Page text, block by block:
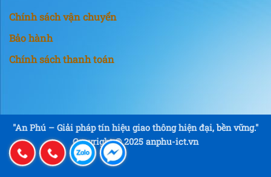
Chính sách vận chuyển
Bảo hành
Chính sách thanh toán
"An Phú – Giải pháp tín hiệu giao thông hiện đại, bền vững."
Copyright © 2025 anphu-ict.vn